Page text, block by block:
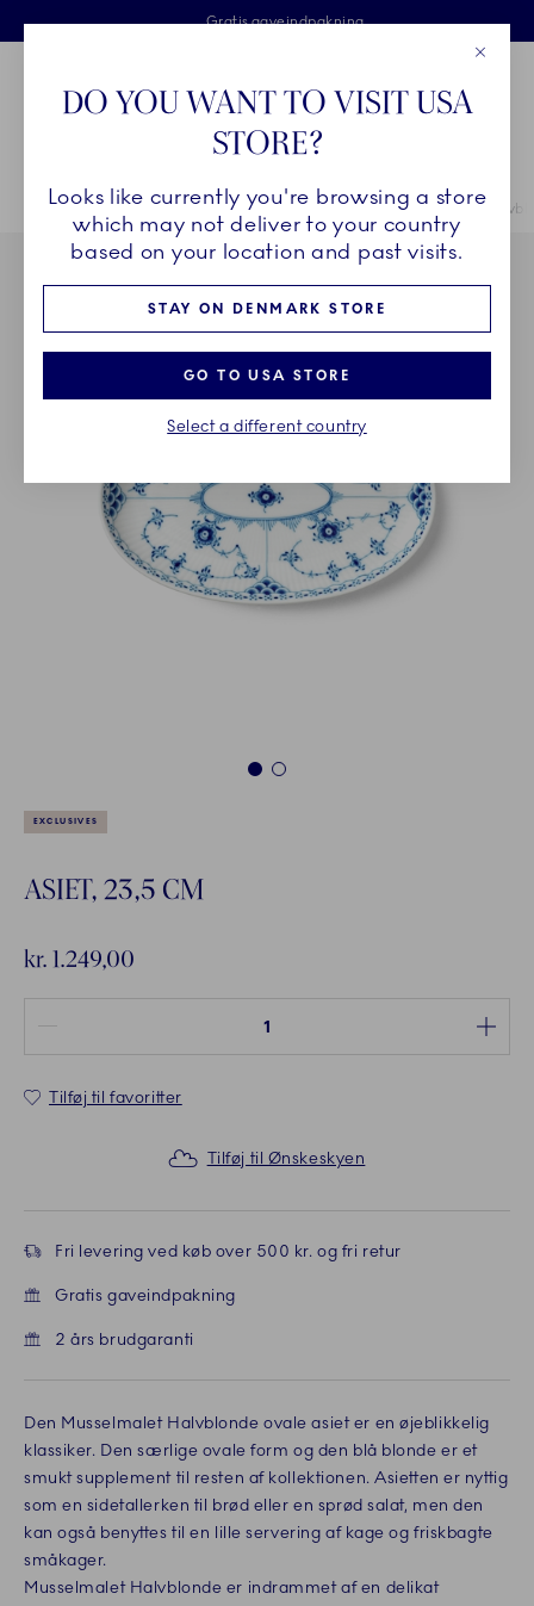
Skip Navigation
Fri levering ved køb over 500 kr. og fri retur
Gratis gaveindpakning
2 års brudgaranti
Royal Copenhagen
Breadcrumb Headlinesss
HjemSTEL Stel Musselmalet Halvblonde Musselmalet
1 2
EXCLUSIVES
ASIET, 23,5 CM
kr. 1.249,00
Tilføj til favoritter
Tilføj til Ønskeskyen
Fri levering ved køb over 500 kr. og fri retur
Gratis gaveindpakning
2 års brudgaranti
Den Musselmalet Halvblonde ovale asiet er en øjeblikkelig
klassiker. Den særlige ovale form og den blå blonde er et
smukt supplement til resten af kollektionen. Asietten er nyttig
som en sidetallerken til brød eller en sprød salat, men den
kan også benyttes til en lille servering af kage og friskbagte
småkager.
Musselmalet Halvblonde er indrammet af en delikat
DO YOU WANT TO VISIT USA
STORE?
Looks like currently you're browsing a store
which may not deliver to your country
based on your location and past visits.
STAY ON DENMARK STORE
GO TO USA STORE
Select a different country